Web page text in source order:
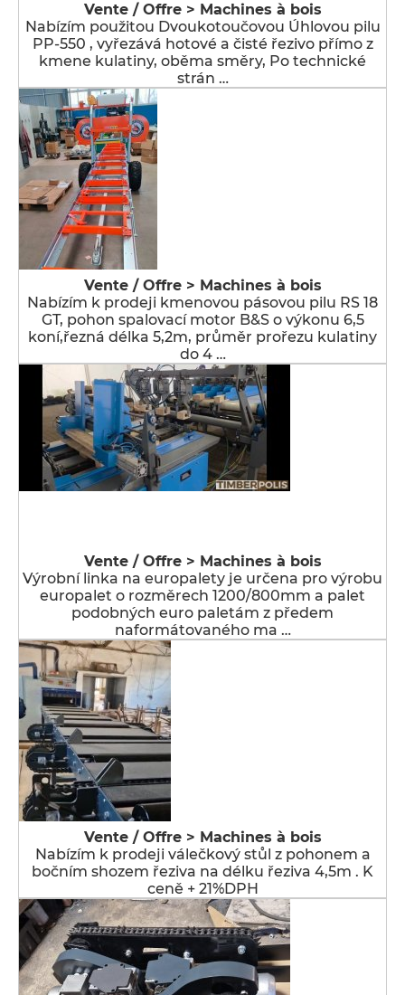
Vente / Offre > Machines à bois
Nabízím použitou Dvoukotoučovou Úhlovou pilu
PP-550 , vyřezává hotové a čisté řezivo přímo z
kmene kulatiny, oběma směry, Po technické
strán …
Vente / Offre > Machines à bois
Nabízím k prodeji kmenovou pásovou pilu RS 18
GT, pohon spalovací motor B&S o výkonu 6,5
koní,řezná délka 5,2m, průměr prořezu kulatiny
do 4 …
Vente / Offre > Machines à bois
Výrobní linka na europalety je určena pro výrobu
europalet o rozměrech 1200/800mm a palet
podobných euro paletám z předem
naformátovaného ma …
Vente / Offre > Machines à bois
Nabízím k prodeji válečkový stůl z pohonem a
bočním shozem řeziva na délku řeziva 4,5m . K
ceně + 21%DPH